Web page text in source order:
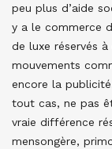
peu plus d’aide
y a le commerce
de luxe réservés
mouvements
encore la
tout cas, ne pas
vraie différence
mensongère,